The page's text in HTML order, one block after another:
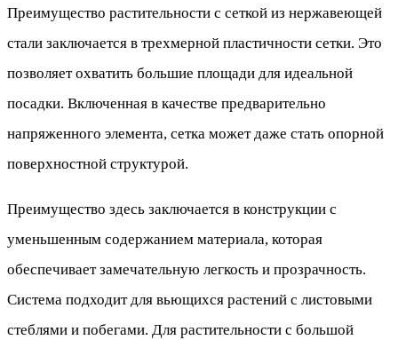
Преимущество растительности с сеткой из нержавеющей
стали заключается в трехмерной пластичности сетки. Это
позволяет охватить большие площади для идеальной
посадки. Включенная в качестве предварительно
напряженного элемента, сетка может даже стать опорной
поверхностной структурой.
Преимущество здесь заключается в конструкции с
уменьшенным содержанием материала, которая
обеспечивает замечательную легкость и прозрачность.
Система подходит для вьющихся растений с листовыми
стеблями и побегами. Для растительности с большой